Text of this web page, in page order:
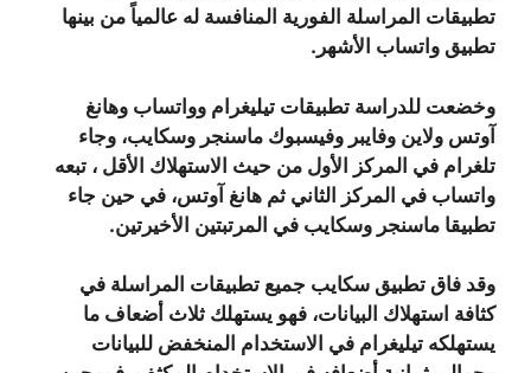
تطبيقات المراسلة الفورية المنافسة له عالمياً من بينها
تطبيق واتساب الأشهر.
وخضعت للدراسة تطبيقات تيليغرام وواتساب وهانغ
آوتس ولاين وفايبر وفيسبوك ماسنجر وسكايب، وجاء
تلغرام في المركز الأول من حيث الاستهلاك الأقل ، تبعه
واتساب في المركز الثاني ثم هانغ آوتس، في حين جاء
تطبيقا ماسنجر وسكايب في المرتبتين الأخيرتين.
وقد فاق تطبيق سكايب جميع تطبيقات المراسلة في
كثافة استهلاك البيانات، فهو يستهلك ثلاث أضعاف ما
يستهلكه تيليغرام في الاستخدام المنخفض للبيانات